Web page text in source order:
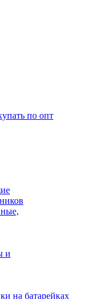
по опт
и
на батарейках